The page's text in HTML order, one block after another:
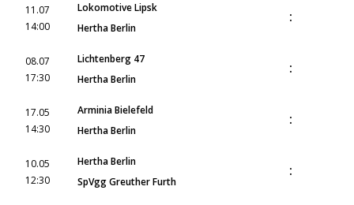
11.07
14:00
Lokomotive Lipsk
Hertha Berlin
:
08.07
17:30
Lichtenberg 47
Hertha Berlin
:
17.05
14:30
Arminia Bielefeld
Hertha Berlin
:
10.05
12:30
Hertha Berlin
SpVgg Greuther Furth
: